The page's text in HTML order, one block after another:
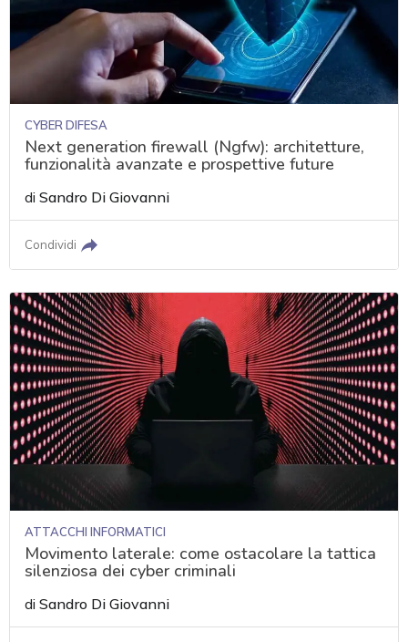
CYBER DIFESA
Next generation firewall (Ngfw): architetture,
funzionalità avanzate e prospettive future
diSandro Di Giovanni
Condividi
ATTACCHI INFORMATICI
Movimento laterale: come ostacolare la tattica
silenziosa dei cyber criminali
diSandro Di Giovanni